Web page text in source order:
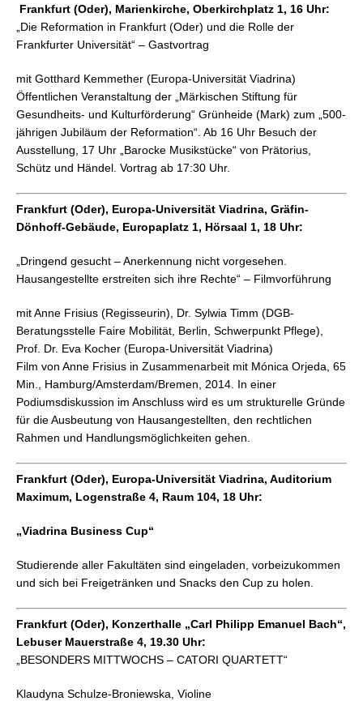
Frankfurt (Oder), Marienkirche, Oberkirchplatz 1, 16 Uhr:
„Die Reformation in Frankfurt (Oder) und die Rolle der
Frankfurter Universität“ – Gastvortrag
mit Gotthard Kemmether (Europa-Universität Viadrina)
Öffentlichen Veranstaltung der „Märkischen Stiftung für
Gesundheits- und Kulturförderung“ Grünheide (Mark) zum „500-
jährigen Jubiläum der Reformation“. Ab 16 Uhr Besuch der
Ausstellung, 17 Uhr „Barocke Musikstücke“ von Prätorius,
Schütz und Händel. Vortrag ab 17:30 Uhr.
Frankfurt (Oder), Europa-Universität Viadrina, Gräfin-
Dönhoff-Gebäude, Europaplatz 1, Hörsaal 1, 18 Uhr:
„Dringend gesucht – Anerkennung nicht vorgesehen.
Hausangestellte erstreiten sich ihre Rechte“ – Filmvorführung
mit Anne Frisius (Regisseurin), Dr. Sylwia Timm (DGB-
Beratungsstelle Faire Mobilität, Berlin, Schwerpunkt Pflege),
Prof. Dr. Eva Kocher (Europa-Universität Viadrina)
Film von Anne Frisius in Zusammenarbeit mit Mónica Orjeda, 65
Min., Hamburg/Amsterdam/Bremen, 2014. In einer
Podiumsdiskussion im Anschluss wird es um strukturelle Gründe
für die Ausbeutung von Hausangestellten, den rechtlichen
Rahmen und Handlungsmöglichkeiten gehen.
Frankfurt (Oder), Europa-Universität Viadrina, Auditorium
Maximum, Logenstraße 4, Raum 104, 18 Uhr:
„Viadrina Business Cup“
Studierende aller Fakultäten sind eingeladen, vorbeizukommen
und sich bei Freigetränken und Snacks den Cup zu holen.
Frankfurt (Oder), Konzerthalle „Carl Philipp Emanuel Bach“,
Lebuser Mauerstraße 4, 19.30 Uhr:
„BESONDERS MITTWOCHS – CATORI QUARTETT“
Klaudyna Schulze-Broniewska, Violine